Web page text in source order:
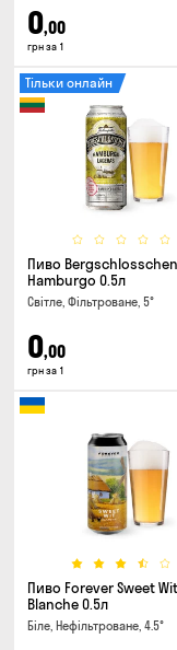
0,00
грн за 1
Тільки онлайн
Пиво Bergschlosschen
Hamburgo 0.5л
Світле, Фільтроване, 5°
0,00
грн за 1
Пиво Forever Sweet Wit
Blanche 0.5л
Біле, Нефільтроване, 4.5°